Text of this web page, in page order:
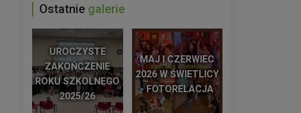
Ostatnie galerie
UROCZYSTE
ZAKOŃCZENIE
ROKU SZKOLNEGO
2025/26
MAJ I CZERWIEC
2026 W ŚWIETLICY
- FOTORELACJA